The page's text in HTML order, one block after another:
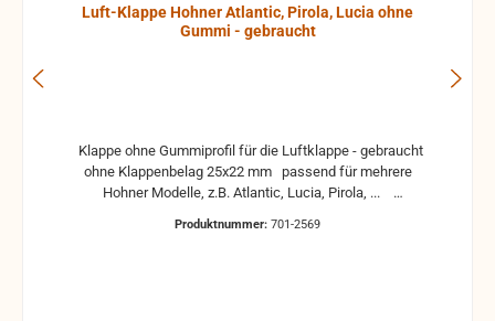
Luft-Klappe Hohner Atlantic, Pirola, Lucia ohne
Gummi - gebraucht
ohne Klappenbelag 25x22 mm passend für mehrere
Hohner Modelle, z.B. Atlantic, Lucia, Pirola, ...
Produktnummer: 701-2569